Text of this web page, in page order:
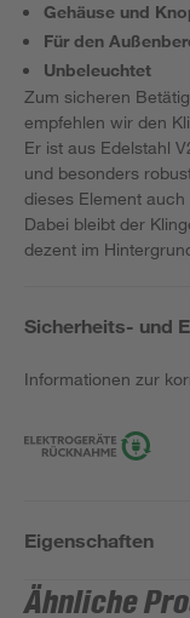
Gehäuse und
Für den
Unbeleuchtet
Zum sicheren
empfehlen wir den
Er ist aus Edelstahl
und besonders
dieses Element
Dabei bleibt der
dezent im
Sicherheits- und
Informationen zur
Eigenschaften
Ähnliche